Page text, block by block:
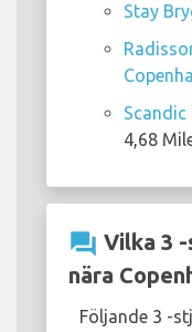
Stay
Scandic
4,68
question_answer Vilka 3
nära
Följande 3 -